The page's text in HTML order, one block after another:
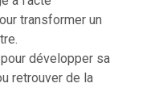
transformer un
développer sa
retrouver de la